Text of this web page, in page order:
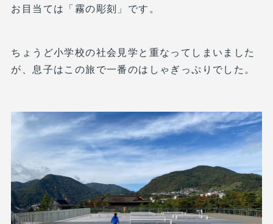
お目当ては「霧の彫刻」です。
ちょうど小学校の社会見学と重なってしまいました
が、息子はこの旅で一番のはしゃぎっぷりでした。